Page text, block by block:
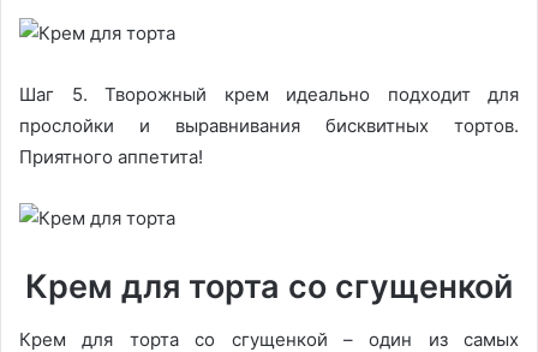
Шаг 5. Творожный крем идеально подходит для
прослойки и выравнивания бисквитных тортов.
Приятного аппетита!
Крем для торта со сгущенкой
Крем для торта со сгущенкой – один из самых